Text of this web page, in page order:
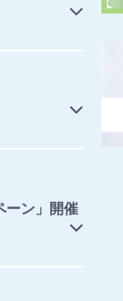
ーン」開催